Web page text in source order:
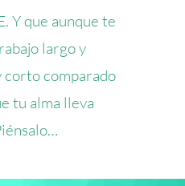
Y que aunque te
largo y
corto comparado
tu alma lleva